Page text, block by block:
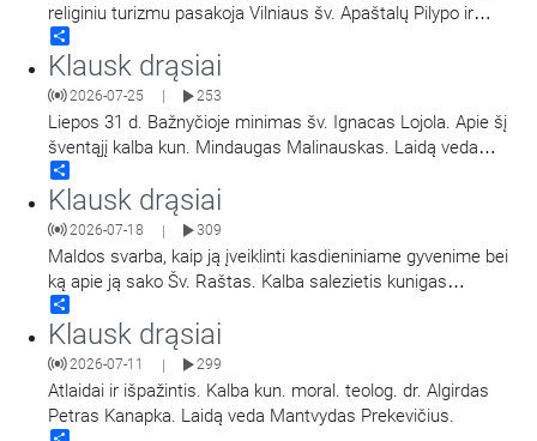
religiniu turizmu pasakoja Vilniaus šv. Apaštalų Pilypo ir
Jokūbo (dominikonų) vienuolyno prioras, kunigas Jokūbas
Marija Goštautas OP.
Klausk drąsiai
2026-07-25 253
Liepos 31 d. Bažnyčioje minimas šv. Ignacas Lojola. Apie šį
šventąjį kalba kun. Mindaugas Malinauskas. Laidą veda
Mantvydas Prekevičius.
Klausk drąsiai
2026-07-18 | 309
Maldos svarba, kaip ją įveiklinti kasdieniniame gyvenime bei
ką apie ją sako Šv. Raštas. Kalba salezietis kunigas
Alessandro Barelli. Laidą veda Miglė Magylaitė.
Klausk drąsiai
2026-07-11 | 299
Atlaidai ir išpažintis. Kalba kun. moral. teolog. dr. Algirdas
Petras Kanapka. Laidą veda Mantvydas Prekevičius.